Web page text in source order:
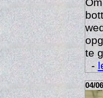
te
-
04/